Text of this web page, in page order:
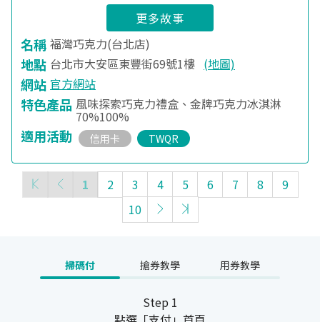
更多故事
名稱 福灣巧克力(台北店)
地點 台北市大安區東豐街69號1樓 (地圖)
網站 官方網站
特色產品 風味探索巧克力禮盒、金牌巧克力冰淇淋
70%100%
適用活動 信用卡 TWQR
1 2 3 4 5 6 7 8
9
10
掃碼付 搶券教學 用券教學
Step 1